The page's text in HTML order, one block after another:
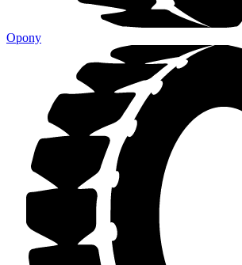
Opony